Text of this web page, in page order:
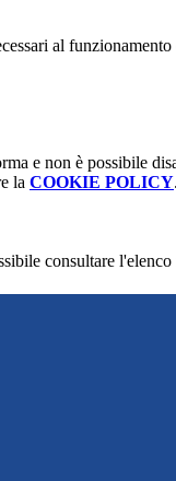
al
e non è possibile
la COOKIE POLICY.
consultare